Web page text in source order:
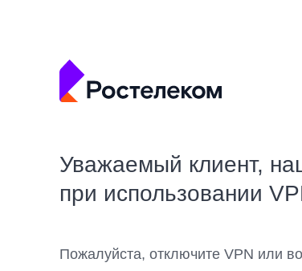
Уважаемый клиент,
при использовании
Пожалуйста, отключите VPN или